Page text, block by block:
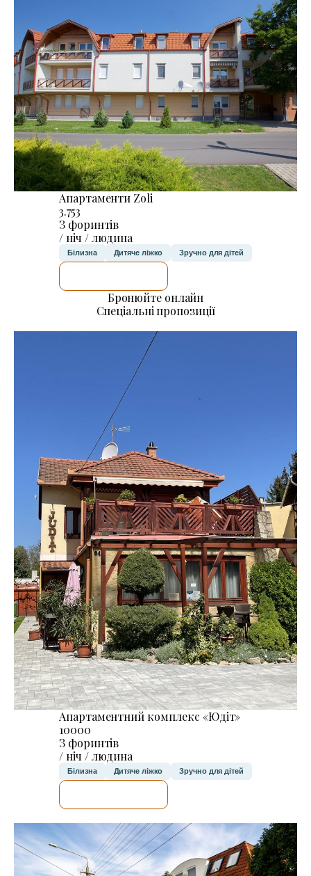
Апартаменти Zoli
3.753
З форинтів
/ ніч / людина
Білизна Дитяче ліжко Зручно для дітей
Бронюйте онлайн
Спеціальні пропозиції
Апартаментний комплекс «Юдіт»
10000
З форинтів
/ ніч / людина
Білизна Дитяче ліжко Зручно для дітей